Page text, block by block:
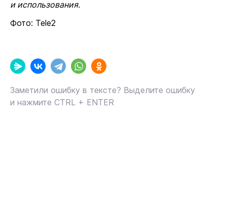
и использования.
Фото: Tele2
Заметили ошибку в тексте? Выделите ошибку
и нажмите CTRL + ENTER